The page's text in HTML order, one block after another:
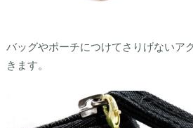
バッグやポーチにつけてさりげないア
きます。